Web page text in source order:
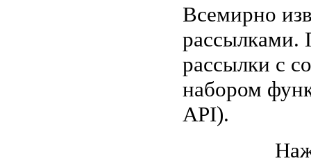
Всемирно
рассылками.
рассылки с
набором
API).